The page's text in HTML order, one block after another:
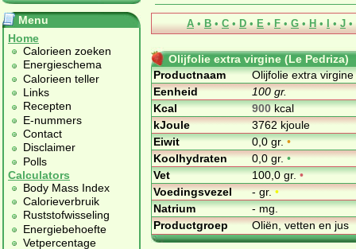
Menu
Home
Calorieen zoeken
Energieschema
Calorieen teller
Links
Recepten
E-nummers
Contact
Disclaimer
Polls
Calculators
Body Mass Index
Calorieverbruik
Ruststofwisseling
Energiebehoefte
Vetpercentage
A • B • C • D • E • F • G • H • I • J •
Olijfolie extra virgine (Le Pedriza)
Productnaam
Olijfolie extra
Eenheid
100 gr.
Kcal
900kcal
kJoule
3762 kjoule
Eiwit
0,0 gr.•
Koolhydraten
0,0 gr.•
Vet
100,0 gr.•
Voedingsvezel
- gr.•
Natrium
- mg.
Productgroep
Oliën, vetten en jus